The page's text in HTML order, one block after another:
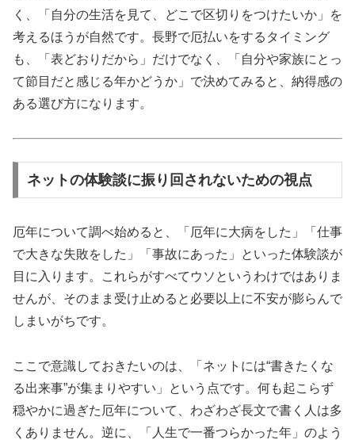
く、「自分の生活を見て、どこで区切りをつけたいか」を
考えるほうが自然です。長野で厄払いをするタイミング
も、「表どおりだから」だけでなく、「自分や家族にとっ
て節目だと感じる年かどうか」で決めてみると、納得感の
ある選び方になります。
ネットの体験談に振り回されないための視点
厄年について調べ始めると、「厄年に大病をした」「仕事
で大きな失敗をした」「事故にあった」といった体験談が
目に入ります。これらがすべてウソというわけではありま
せんが、そのまま受け止めると必要以上に不安が膨らんで
しまいがちです。
ここで意識しておきたいのは、「ネットには“書きたくな
る出来事”が集まりやすい」という点です。何も起こらず
穏やかに過ぎた厄年について、わざわざ長文で書く人は多
くありません。逆に、「人生で一番つらかった年」のよう